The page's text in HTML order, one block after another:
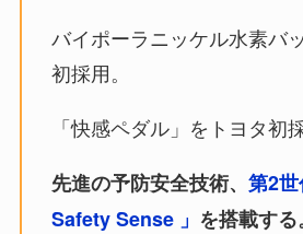
バイポーラニッケル水素バ
初採用。
「快感ペダル」をトヨタ初採
先進の予防安全技術、 第2
Safety Sense 」 を搭載する